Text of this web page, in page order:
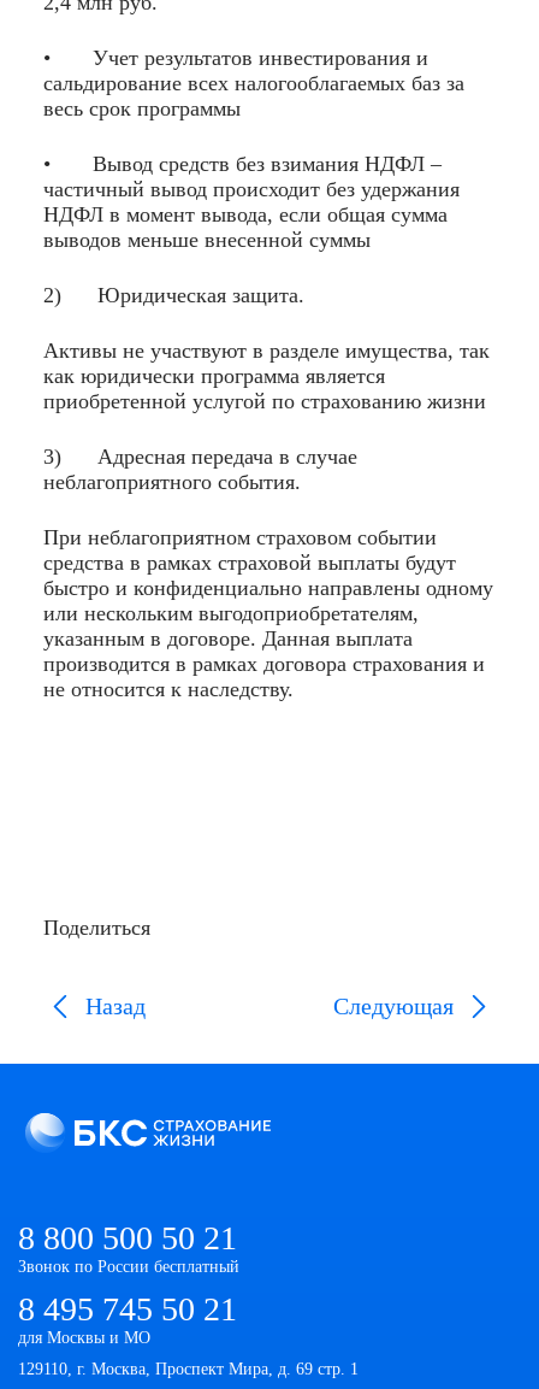
• Учет результатов инвестирования и
сальдирование всех налогооблагаемых баз за
весь срок программы
• Вывод средств без взимания НДФЛ –
частичный вывод происходит без удержания
НДФЛ в момент вывода, если общая сумма
выводов меньше внесенной суммы
2) Юридическая защита.
Активы не участвуют в разделе имущества, так
как юридически программа является
приобретенной услугой по страхованию жизни
3) Адресная передача в случае
неблагоприятного события.
При неблагоприятном страховом событии
средства в рамках страховой выплаты будут
быстро и конфиденциально направлены одному
или нескольким выгодоприобретателям,
указанным в договоре. Данная выплата
производится в рамках договора страхования и
не относится к наследству.
Поделиться
Назад Следующая
8 800 500 50 21
Звонок по России бесплатный
8 495 745 50 21
для Москвы и МО
129110, г. Москва, Проспект Мира, д. 69 стр. 1